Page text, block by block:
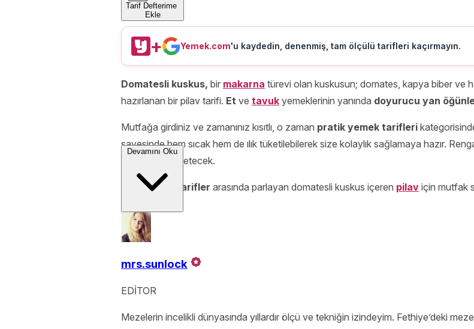
Tarif Defterime
Ekle
+ Yemek.com'u kaydedin, denenmiş, tam ölçülü tarifleri kaçırmayın.
Domatesli kuskus, bir makarna türevi olan kuskusun; domates, kapya biber ve
hazırlanan bir pilav tarifi. Et ve tavuk yemeklerinin yanında doyurucu yan
Mutfağa girdiniz ve zamanınız kısıtlı, o zaman pratik yemek tarifleri
sayesinde hem sıcak hem de ılık tüketilebilerek size kolaylık sağlamaya hazır.
unutturmaya yetecek.
dakikalık tarifler arasında parlayan domatesli kuskus içeren pilav için mutfak
Devamını Oku
mrs.sunlock
EDİTOR
Mezelerin incelikli dünyasında yıllardır ölçü ve tekniğin izindeyim. Fethiye’deki